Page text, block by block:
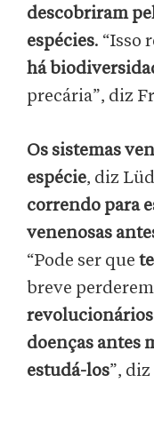
descobriram
espécies. “Isso
há
precária”, diz
Os sistemas
espécie, diz
correndo para
venenosas
“Pode ser que
breve
revolucionários
doenças antes
estudá-los”, diz